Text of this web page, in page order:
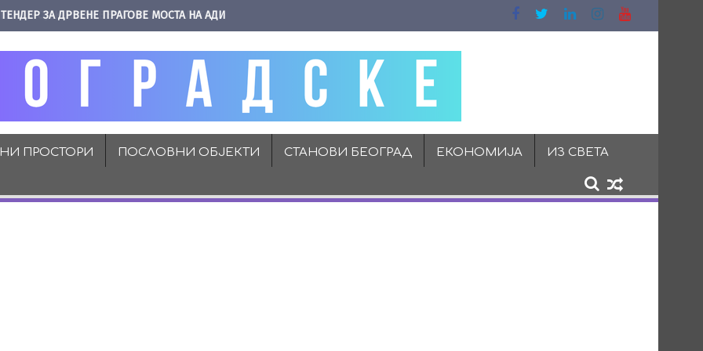
ЗА ДРВЕНЕ ПРАГОВЕ МОСТА НА АДИ
ПРОСТОРИ ПОСЛОВНИ ОБЈЕКТИ СТАНОВИ БЕОГРАД ЕКОНОМИЈА ИЗ СВЕТА